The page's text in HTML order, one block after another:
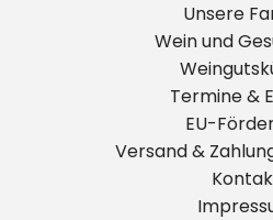
Unsere
Wein und
Termine &
EU-
Versand &